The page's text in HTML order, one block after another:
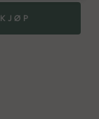
KJØP